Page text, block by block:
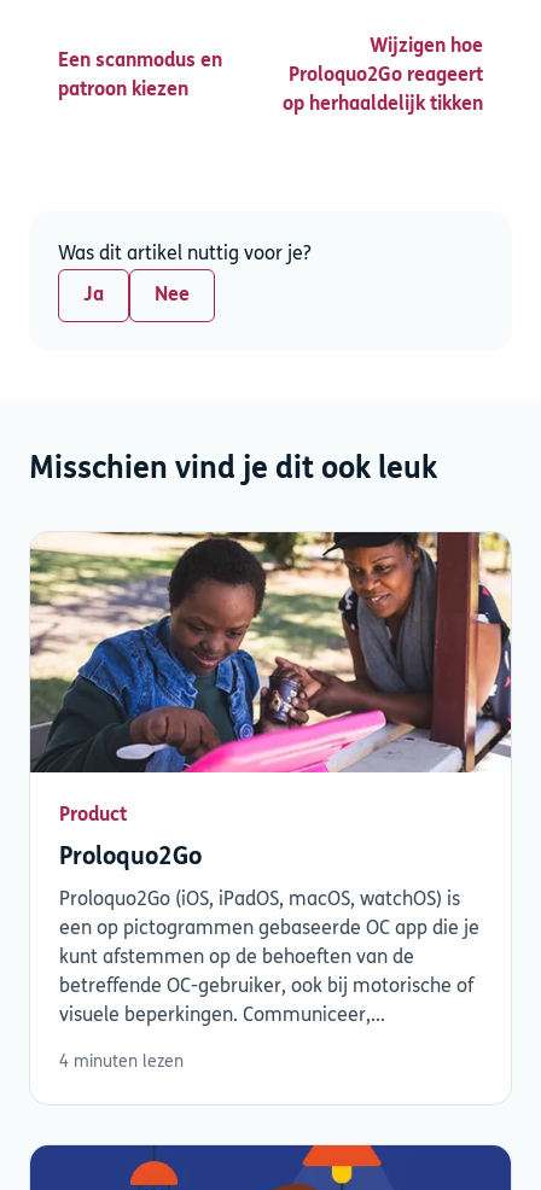
Een scanmodus en
patroon kiezen
Wijzigen hoe
Proloquo2Go reageert
op herhaaldelijk tikken
Was dit artikel nuttig voor je?
Ja Nee
Misschien vind je dit ook leuk
Product
Proloquo2Go
Proloquo2Go (iOS, iPadOS, macOS, watchOS) is
een op pictogrammen gebaseerde OC app die je
kunt afstemmen op de behoeften van de
betreffende OC-gebruiker, ook bij motorische of
visuele beperkingen. Communiceer,...
4 minuten lezen